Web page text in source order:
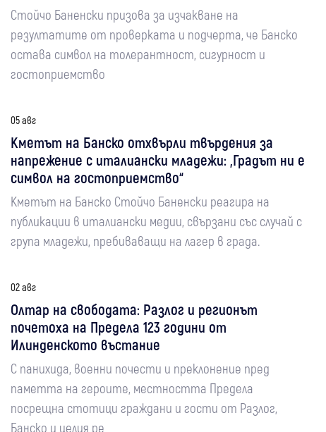
Стойчо Баненски призова за изчакване на
резултатите от проверката и подчерта, че Банско
остава символ на толерантност, сигурност и
гостоприемство
05 авг
Кметът на Банско отхвърли твърдения за
напрежение с италиански младежи: „Градът ни е
символ на гостоприемство“
Кметът на Банско Стойчо Баненски реагира на
публикации в италиански медии, свързани със случай с
група младежи, пребиваващи на лагер в града.
02 авг
Олтар на свободата: Разлог и регионът
почетоха на Предела 123 години от
Илинденското въстание
С панихида, военни почести и преклонение пред
паметта на героите, местността Предела
посрещна стотици граждани и гости от Разлог,
Банско и целия ре